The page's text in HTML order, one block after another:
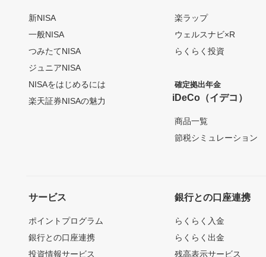
新NISA
一般NISA
つみたてNISA
ジュニアNISA
NISAをはじめるには
楽天証券NISAの魅力
楽ラップ
ウェルスナビ×R
らくらく投資
確定拠出年金
iDeCo（イデコ）
商品一覧
節税シミュレーション
サービス
ポイントプログラム
銀行との口座連携
投資情報サービス
銀行との口座連携
らくらく入金
らくらく出金
残高表示サービス